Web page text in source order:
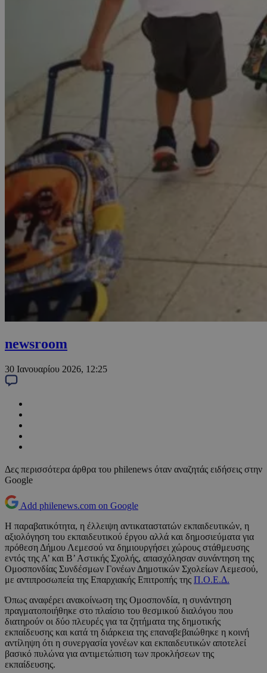
newsroom
30 Ιανουαρίου 2026, 12:25
Δες περισσότερα άρθρα του philenews όταν αναζητάς ειδήσεις στην
Google
Add philenews.com on Google
Η παραβατικότητα, η έλλειψη αντικαταστατών εκπαιδευτικών, η
αξιολόγηση του εκπαιδευτικού έργου αλλά και δημοσιεύματα για
πρόθεση Δήμου Λεμεσού να δημιουργήσει χώρους στάθμευσης
εντός της Α’ και Β’ Αστικής Σχολής, απασχόλησαν συνάντηση της
Ομοσπονδίας Συνδέσμων Γονέων Δημοτικών Σχολείων Λεμεσού,
με αντιπροσωπεία της Επαρχιακής Επιτροπής της Π.Ο.Ε.Δ.
Όπως αναφέρει ανακοίνωση της Ομοσπονδία, η συνάντηση
πραγματοποιήθηκε στο πλαίσιο του θεσμικού διαλόγου που
διατηρούν οι δύο πλευρές για τα ζητήματα της δημοτικής
εκπαίδευσης και κατά τη διάρκεια της επαναβεβαιώθηκε η κοινή
αντίληψη ότι η συνεργασία γονέων και εκπαιδευτικών αποτελεί
βασικό πυλώνα για αντιμετώπιση των προκλήσεων της
εκπαίδευσης.